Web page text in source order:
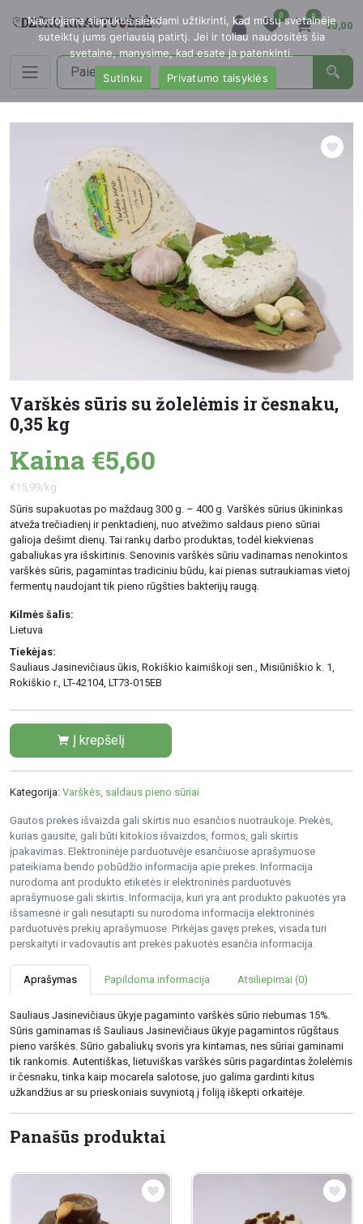
0 0
€0,00
Varškės sūris su žolelėmis ir česnaku,
0,35 kg
Kaina €5,60
€15,99/kg
Sūris supakuotas po maždaug 300 g. – 400 g. Varškės sūrius ūkininkas
atveža trečiadienį ir penktadienį, nuo atvežimo saldaus pieno sūriai
galioja dešimt dienų. Tai rankų darbo produktas, todėl kiekvienas
gabaliukas yra išskirtinis. Senovinis varškės sūriu vadinamas nenokintos
varškės sūris, pagamintas tradiciniu būdu, kai pienas sutraukiamas vietoj
fermentų naudojant tik pieno rūgšties bakterijų raugą.
Kilmės šalis:
Lietuva
Tiekėjas:
Sauliaus Jasinevičiaus ūkis, Rokiškio kaimiškoji sen., Misiūniškio k. 1,
Rokiškio r., LT-42104, LT73-015EB
Į krepšelį
Kategorija: Varškės, saldaus pieno sūriai
Gautos prekės išvaizda gali skirtis nuo esančios nuotraukoje. Prekės,
kurias gausite, gali būti kitokios išvaizdos, formos, gali skirtis
įpakavimas. Elektroninėje parduotuvėje esančiuose aprašymuose
pateikiama bendo pobūdžio informacija apie prekes. Informacija
nurodoma ant produkto etiketės ir elektroninės parduotuvės
aprašymuose gali skirtis. Informacija, kuri yra ant produkto pakuotės yra
išsamesnė ir gali nesutapti su nurodoma informacija elektroninės
parduotuvės prekių aprašymuose. Pirkėjas gavęs prekes, visada turi
perskaityti ir vadovautis ant prekės pakuotės esančia informacija.
Aprašymas Papildoma informacija Atsiliepimai (0)
Sauliaus Jasinevičiaus ūkyje pagaminto varškės sūrio riebumas 15%.
Sūris gaminamas iš Sauliaus Jasinevičiaus ūkyje pagamintos rūgštaus
pieno varškės. Sūrio gabaliukų svoris yra kintamas, nes sūriai gaminami
tik rankomis. Autentiškas, lietuviškas varškės sūris pagardintas žolelėmis
ir česnaku, tinka kaip mocarela salotose, juo galima gardinti kitus
užkandžius ar su prieskoniais suvyniotą į foliją iškepti orkaitėje.
Panašūs produktai
Naudojame slapukus siekdami užtikrinti, kad mūsų svetainėje
suteiktų jums geriausią patirtį. Jei ir toliau naudositės šia
svetaine, manysime, kad esate ja patenkinti.
Sutinku
Privatumo taisyklės